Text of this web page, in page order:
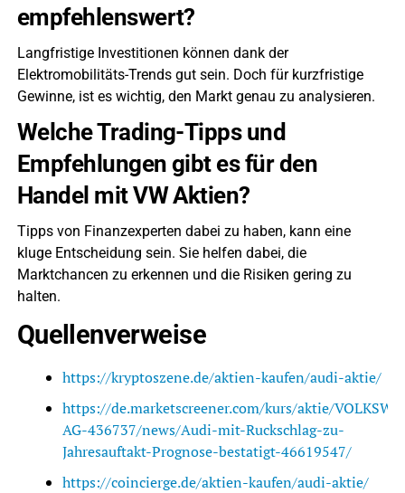
empfehlenswert?
Langfristige Investitionen können dank der
Elektromobilitäts-Trends gut sein. Doch für kurzfristige
Gewinne, ist es wichtig, den Markt genau zu analysieren.
Welche Trading-Tipps und
Empfehlungen gibt es für den
Handel mit VW Aktien?
Tipps von Finanzexperten dabei zu haben, kann eine
kluge Entscheidung sein. Sie helfen dabei, die
Marktchancen zu erkennen und die Risiken gering zu
halten.
Quellenverweise
https://kryptoszene.de/aktien-kaufen/audi-aktie/
https://de.marketscreener.com/kurs/aktie/
AG-436737/news/Audi-mit-Ruckschlag-zu-
Jahresauftakt-Prognose-bestatigt-46619547/
https://coincierge.de/aktien-kaufen/audi-aktie/